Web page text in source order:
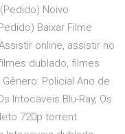
Noivo
Baixar Filme
online, assistir no
dublado, filmes
Policial Ano de
Intocaveis Blu-Ray, Os
720p torrent